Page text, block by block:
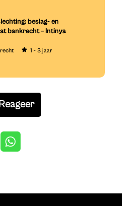
beslag- en
bankrecht – Intinya
1 - 3 jaar